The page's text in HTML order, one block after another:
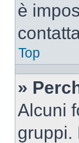
è
Top
»
Alcuni
gruppi.